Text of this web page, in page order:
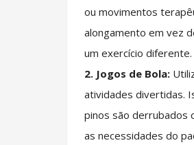
ou movimentos
alongamento em vez
um exercício diferente.
2. Jogos de Bola:
atividades divertidas.
pinos são derrubados
as necessidades do